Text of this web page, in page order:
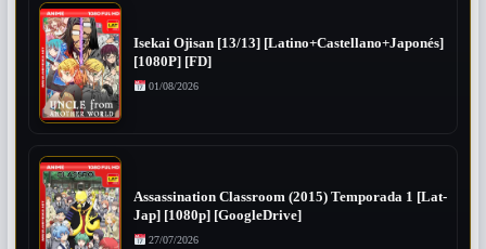
Isekai Ojisan [13/13] [Latino+Castellano+Japonés]
[1080P] [FD]
01/08/2026
Assassination Classroom (2015) Temporada 1 [Lat-
Jap] [1080p] [GoogleDrive]
27/07/2026